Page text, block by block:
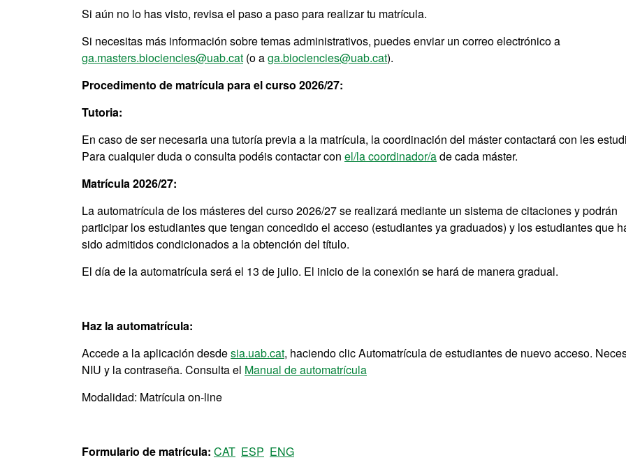
Si aún no lo has visto, revisa el paso a paso para realizar tu matrícula.
Si necesitas más información sobre temas administrativos, puedes enviar un correo electrónico a
ga.masters.biociencies@uab.cat (o aga.biociencies@uab.cat).
Procedimento de matrícula para el curso 2026/27:
Tutoria:
En caso de ser necesaria una tutoría previa a la matrícula, la coordinación del máster contactará con les
Para cualquier duda o consulta podéis contactar con el/la coordinador/ade cada máster.
Matrícula 2026/27:
La automatrícula de los másteres del curso 2026/27 se realizará mediante un sistema de citaciones y podrán
participar los estudiantes que tengan concedido el acceso (estudiantes ya graduados) y los estudiantes que
sido admitidos condicionados a la obtención del título.
El día de la automatrícula será el 13 de julio. El inicio de la conexión se hará de manera gradual.
Haz la automatrícula:
Accede a la aplicación desdesia.uab.cat, haciendo clic Automatrícula de estudiantes de nuevo acceso.
NIU y la contraseña. Consulta el Manual de automatrícula
Modalidad: Matrícula on-line
Formulario de matrícula: CAT ESP ENG